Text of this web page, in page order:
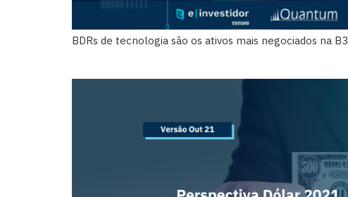
BDRs de tecnologia são os ativos mais negociados na B3